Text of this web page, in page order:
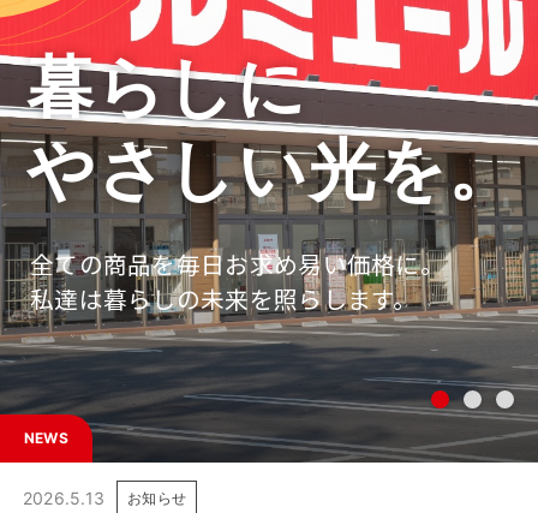
暮らしに
やさしい光を。
全ての商品を毎日お求め易い価格に。
私達は暮らしの未来を照らします。
NEWS
2026.5.13 お知らせ